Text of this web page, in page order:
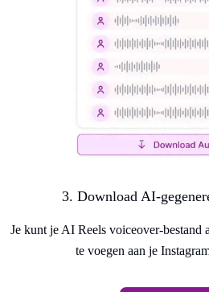
3. Download AI-
Je kunt je AI Reels voiceover-bestand
te voegen aan je